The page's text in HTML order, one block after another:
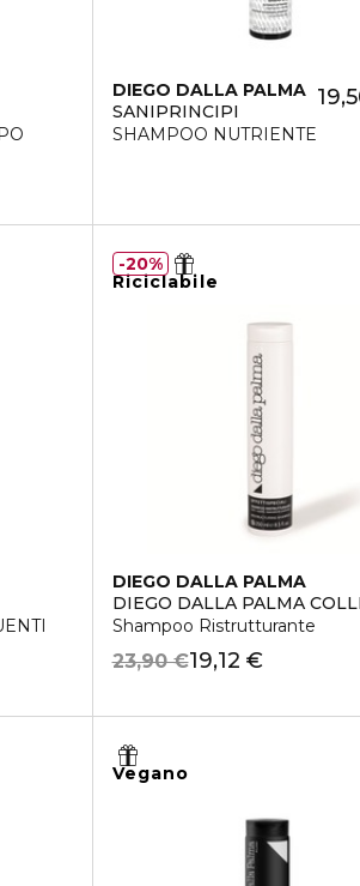
DIEGO DALLA PALMA
SANIPRINCIPI
SHAMPOO NUTRIENTE
Riciclabile
DIEGO DALLA PALMA
DIEGO DALLA PALMA
Shampoo Ristrutturante
19,12 €
23,90 €
20%
Vegano